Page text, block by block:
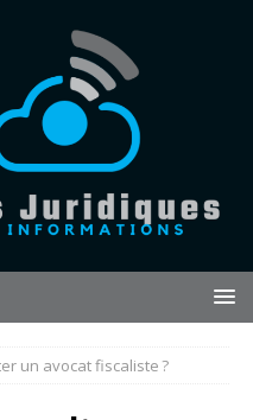
un avocat fiscaliste ?